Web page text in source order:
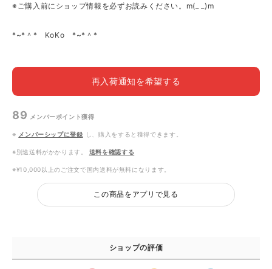
※ご購入前にショップ情報を必ずお読みください。m(_ _)m
*~*＾* KoKo *~*＾*
再入荷通知を希望する
89 メンバーポイント獲得
※ メンバーシップに登録 し、購入をすると獲得できます。
※別途送料がかかります。 送料を確認する
※¥10,000以上のご注文で国内送料が無料になります。
この商品をアプリで見る
ショップの評価